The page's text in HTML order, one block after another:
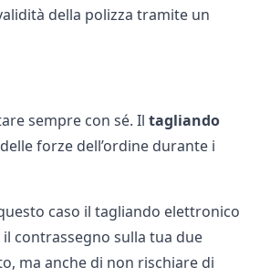
della polizza tramite un
sempre con sé. Il tagliando
forze dell’ordine durante i
caso il tagliando elettronico
contrassegno sulla tua due
ma anche di non rischiare di